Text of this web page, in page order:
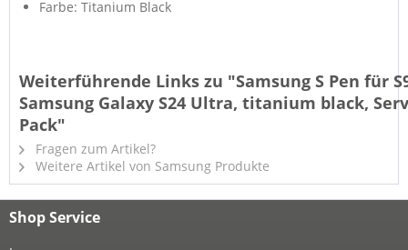
Farbe: Titanium Black
Weiterführende Links zu "Samsung S Pen für
Samsung Galaxy S24 Ultra, titanium black,
Pack"
Fragen zum Artikel?
Weitere Artikel von Samsung Produkte
Shop Service